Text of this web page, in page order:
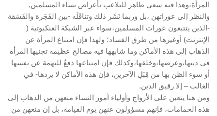
المرأة،وهذا فيه سعي ظاهر للتلاعب بأعراض نساء المسلمين,
والنظر إلى عوراتهن ،بل وربما نَشَر ذلك وتناقَلَه -بين الفَجَرة والفَسَقة
-الذين يتتبعون عورات المسلمين،سواء عبر الشبكة العنكبوتية (
الإنترنت) أوغيرها من طرق الفساد؛ ولهذا فإن امتناع المرأة عن
الذهاب إلى هذه الأماكن وما شابهها فيه مصالح عظيمة تجنيها المرأة
في دينها،وعرضها،وخلقها،وكذلك فإن امتناعها دفعٌ للتهمة عن نفسها
أو سوء الظن بها من قِبَلِ الآخرين، فإن هذه الأماكن لا يردها- في
الغالب – إلا رقيق الدين.
ومن هنا يتعين على الأزواج وأولياء أمور النساء منعهن من الذهاب إلى
هذه الحمامات، فإنهم مسؤولون عنهن يوم القيامة، بل إن منعهن من